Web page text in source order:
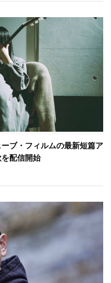
ブ・フィルムの最新短篇ア
配信開始